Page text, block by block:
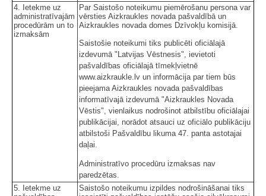
4. Ietekme uz
administratīvajām
procedūrām un to
izmaksām
Par Saistošo noteikumu piemērošanu persona var
vērsties Aizkraukles novada pašvaldībā un
Aizkraukles novada domes Dzīvokļu komisijā.
Saistošie noteikumi tiks publicēti oficiālajā
izdevumā "Latvijas Vēstnesis", ievietoti
pašvaldības oficiālajā tīmekļvietnē
www.aizkraukle.lv un informācija par tiem būs
pieejama Aizkraukles novada pašvaldības
informatīvajā izdevumā "Aizkraukles Novada
Vēstis", vienlaikus nodrošinot atbilstību oficiālajai
publikācijai, norādot atsauci uz oficiālo publikāciju
atbilstoši Pašvaldību likuma 47. panta astotajai
daļai.
Administratīvo procedūru izmaksas nav
paredzētas.
5. Ietekme uz
Saistošo noteikumu izpildes nodrošināšanai tiks